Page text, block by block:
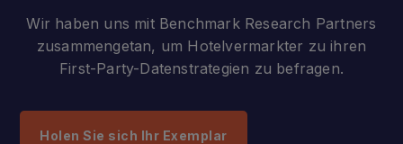
Wir haben uns mit Benchmark Research Partners
zusammengetan, um Hotelvermarkter zu ihren
First-Party-Datenstrategien zu befragen.
Holen Sie sich Ihr Exemplar